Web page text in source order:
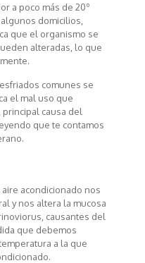
a poco más de 20º
domicilios,
que el organismo se
alteradas, lo que
comunes se
el mal uso que
causa del
que te contamos
acondicionado nos
y nos altera la mucosa
causantes del
que debemos
a la que